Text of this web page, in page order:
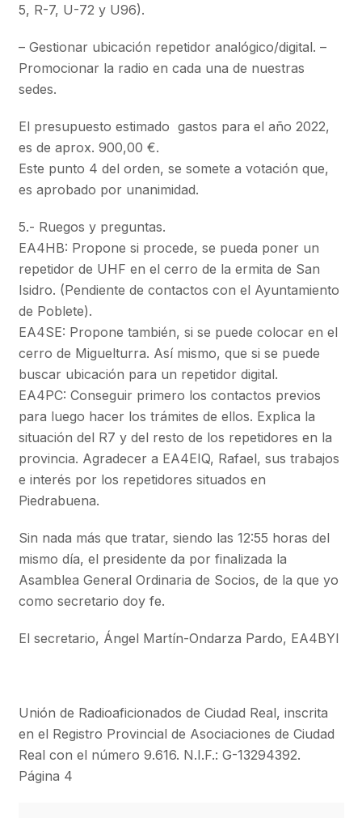
5, R-7, U-72 y U96).
– Gestionar ubicación repetidor analógico/digital. –
Promocionar la radio en cada una de nuestras
sedes.
El presupuesto estimado gastos para el año 2022,
es de aprox. 900,00 €.
Este punto 4 del orden, se somete a votación que,
es aprobado por unanimidad.
5.- Ruegos y preguntas.
EA4HB: Propone si procede, se pueda poner un
repetidor de UHF en el cerro de la ermita de San
Isidro. (Pendiente de contactos con el Ayuntamiento
de Poblete).
EA4SE: Propone también, si se puede colocar en el
cerro de Miguelturra. Así mismo, que si se puede
buscar ubicación para un repetidor digital.
EA4PC: Conseguir primero los contactos previos
para luego hacer los trámites de ellos. Explica la
situación del R7 y del resto de los repetidores en la
provincia. Agradecer a EA4EIQ, Rafael, sus trabajos
e interés por los repetidores situados en
Piedrabuena.
Sin nada más que tratar, siendo las 12:55 horas del
mismo día, el presidente da por finalizada la
Asamblea General Ordinaria de Socios, de la que yo
como secretario doy fe.
El secretario, Ángel Martín-Ondarza Pardo, EA4BYI
Unión de Radioaficionados de Ciudad Real, inscrita
en el Registro Provincial de Asociaciones de Ciudad
Real con el número 9.616. N.I.F.: G-13294392.
Página 4